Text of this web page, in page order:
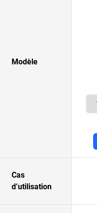
Modèle
Cas
d’utilisation